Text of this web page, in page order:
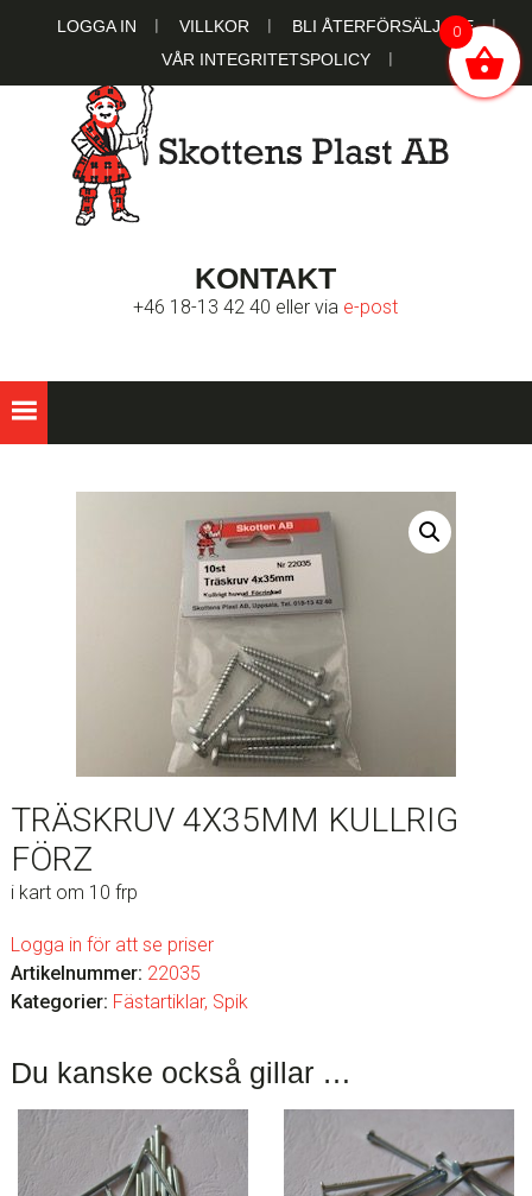
LOGGA IN VILLKOR
BLI ÅTERFÖRSÄLJARE
VÅR INTEGRITETSPOLICY
SKOTTENS
PLAST AB
KONTAKT
+46 18-13 42 40 eller via e-post
TRÄSKRUV 4X35MM KULLRIG
FÖRZ
i kart om 10 frp
Logga in för att se priser
Artikelnummer: 22035
Kategorier: Fästartiklar, Spik
Du kanske också gillar …
0